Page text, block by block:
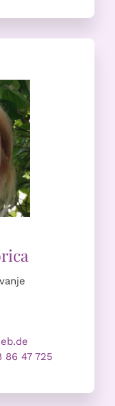
86 47 725